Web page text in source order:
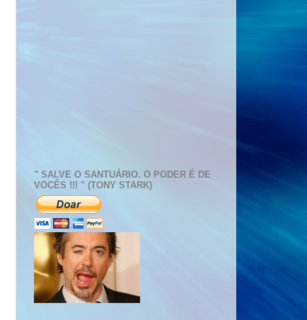
" SALVE O SANTUÁRIO. O PODER É DE
VOCÊS !!! " (TONY STARK)